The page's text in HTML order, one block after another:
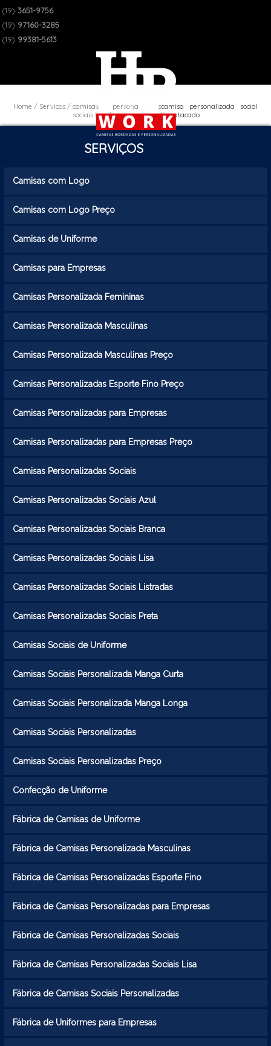
(19) 3651-9756
(19) 97160-3285
(19) 99381-5613
Home Serviços
camisas personalizadas
sociais lisa
camisa personalizada social
lisa atacado
SERVIÇOS
Camisas com Logo
Camisas com Logo Preço
Camisas de Uniforme
Camisas para Empresas
Camisas Personalizada Femininas
Camisas Personalizada Masculinas
Camisas Personalizada Masculinas Preço
Camisas Personalizadas Esporte Fino Preço
Camisas Personalizadas para Empresas
Camisas Personalizadas para Empresas Preço
Camisas Personalizadas Sociais
Camisas Personalizadas Sociais Azul
Camisas Personalizadas Sociais Branca
Camisas Personalizadas Sociais Lisa
Camisas Personalizadas Sociais Listradas
Camisas Personalizadas Sociais Preta
Camisas Sociais de Uniforme
Camisas Sociais Personalizada Manga Curta
Camisas Sociais Personalizada Manga Longa
Camisas Sociais Personalizadas
Camisas Sociais Personalizadas Preço
Confecção de Uniforme
Fábrica de Camisas de Uniforme
Fábrica de Camisas Personalizada Masculinas
Fábrica de Camisas Personalizadas Esporte Fino
Fábrica de Camisas Personalizadas para Empresas
Fábrica de Camisas Personalizadas Sociais
Fábrica de Camisas Personalizadas Sociais Lisa
Fábrica de Camisas Sociais Personalizadas
Fábrica de Uniformes para Empresas